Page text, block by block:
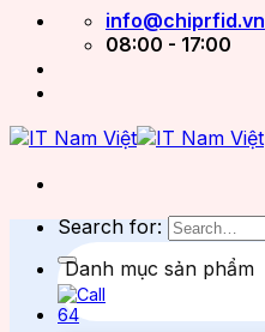
info@chiprfid.vn
08:00 - 17:00
Search for:
Danh mục sản phẩm